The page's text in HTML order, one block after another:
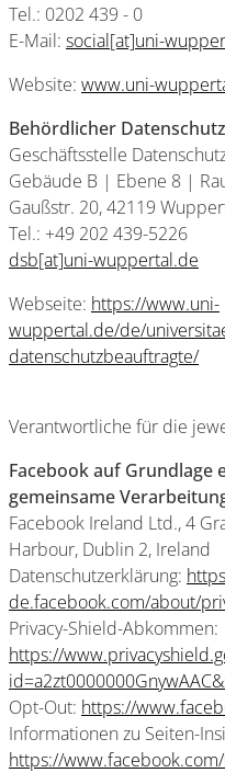
Tel.: 0202 439 - 0
E-Mail: social[at]uni-
Website: www.uni-
Behördlicher
Geschäftsstelle
Gebäude B | Ebene 8 |
Gaußstr. 20, 42119
Tel.: +49 202 439-5226
dsb[at]uni-wuppertal.de
Webseite: https://www.uni-
wuppertal.de/de/
datenschutzbeauftragte/
Verantwortliche für die
Facebook auf Grundlage
gemeinsame
Facebook Ireland Ltd., 4
Harbour, Dublin 2, Ireland
Datenschutzerklärung:
de.facebook.com/about/
Privacy-Shield-Abkommen:
https://
Opt-Out: https://
Informationen zu Seiten-
https://